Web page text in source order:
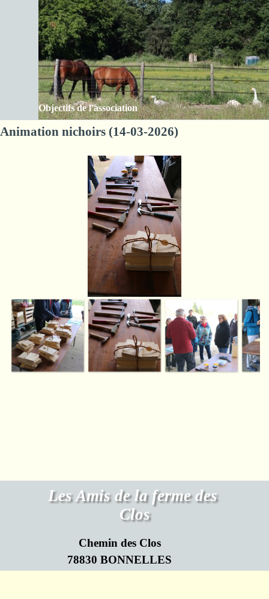
Aller au contenu
Les Amis de la ferme des Clos
Sauter le menu
Objectifs de l'association
Animation nichoirs (14-03-2026)
Les Amis de la ferme des
Clos
Chemin des Clos
78830 BONNELLES